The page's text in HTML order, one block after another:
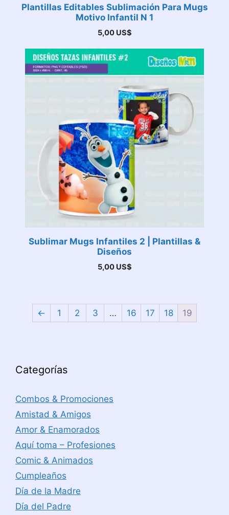
Plantillas Editables Sublimación Para Mugs
Motivo Infantil N 1
5,00 US$
Sublimar Mugs Infantiles 2 | Plantillas &
Diseños
5,00 US$
← 1 2 3 … 16 17 18 19
Categorías
Combos & Promociones
Amistad & Amigos
Amor & Enamorados
Aquí toma – Profesiones
Comic & Animados
Cumpleaños
Día de la Madre
Día del Padre